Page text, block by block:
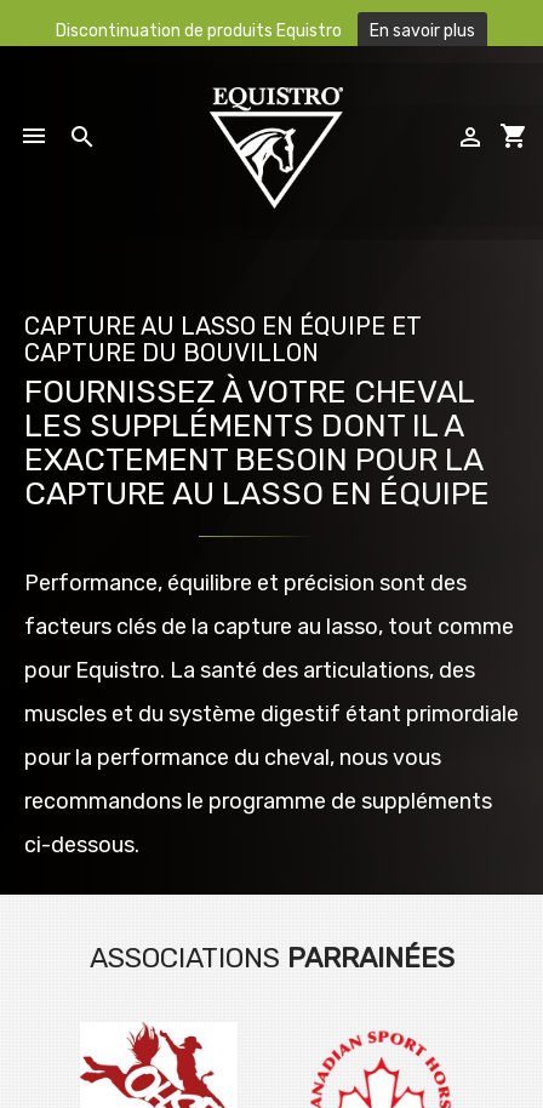
Discontinuation de produits Equistro En savoir plus
  shopping_cart

CAPTURE AU LASSO EN ÉQUIPE ET
CAPTURE DU BOUVILLON
FOURNISSEZ À VOTRE CHEVAL
LES SUPPLÉMENTS DONT IL A
EXACTEMENT BESOIN POUR LA
CAPTURE AU LASSO EN ÉQUIPE
Performance, équilibre et précision sont des
facteurs clés de la capture au lasso, tout comme
pour Equistro. La santé des articulations, des
muscles et du système digestif étant primordiale
pour la performance du cheval, nous vous
recommandons le programme de suppléments
ci-dessous.
ASSOCIATIONS PARRAINÉES